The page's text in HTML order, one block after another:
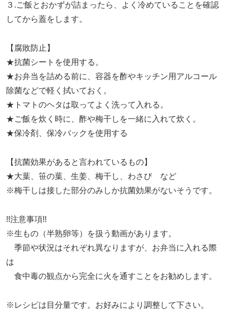
３.ご飯とおかずが詰まったら、よく冷めていることを確認
してから蓋をします。
【腐敗防止】
★抗菌シートを使用する。
★お弁当を詰める前に、容器を酢やキッチン用アルコール
除菌などで軽く拭いておく。
★トマトのヘタは取ってよく洗って入れる。
★ご飯を炊く時に、酢や梅干しを一緒に入れて炊く。
★保冷剤、保冷バックを使用する
【抗菌効果があると言われているもの】
★大葉、笹の葉、生姜、梅干し、わさび など
※梅干しは接した部分のみしか抗菌効果がないそうです。
!!注意事項!!
※生もの（半熟卵等）を扱う動画があります。
季節や状況はそれぞれ異なりますが、お弁当に入れる際
は
食中毒の観点から完全に火を通すことをお勧めします。
※レシピは目分量です。お好みにより調整して下さい。